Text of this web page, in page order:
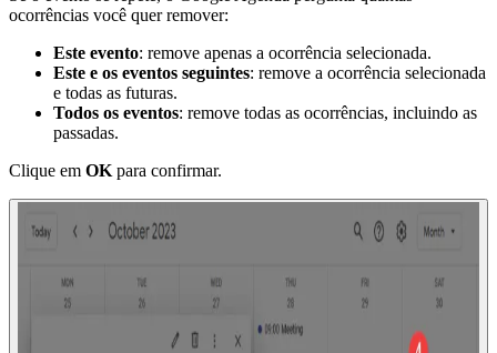
ocorrências você quer remover:
Este evento: remove apenas a ocorrência selecionada.
Este e os eventos seguintes: remove a ocorrência selecionada
e todas as futuras.
Todos os eventos: remove todas as ocorrências, incluindo as
passadas.
Clique em OK para confirmar.